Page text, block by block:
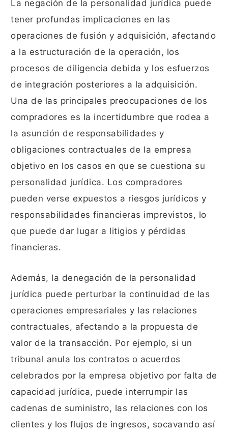
La negación de la personalidad jurídica puede
tener profundas implicaciones en las
operaciones de fusión y adquisición, afectando
a la estructuración de la operación, los
procesos de diligencia debida y los esfuerzos
de integración posteriores a la adquisición.
Una de las principales preocupaciones de los
compradores es la incertidumbre que rodea a
la asunción de responsabilidades y
obligaciones contractuales de la empresa
objetivo en los casos en que se cuestiona su
personalidad jurídica. Los compradores
pueden verse expuestos a riesgos jurídicos y
responsabilidades financieras imprevistos, lo
que puede dar lugar a litigios y pérdidas
financieras.
Además, la denegación de la personalidad
jurídica puede perturbar la continuidad de las
operaciones empresariales y las relaciones
contractuales, afectando a la propuesta de
valor de la transacción. Por ejemplo, si un
tribunal anula los contratos o acuerdos
celebrados por la empresa objetivo por falta de
capacidad jurídica, puede interrumpir las
cadenas de suministro, las relaciones con los
clientes y los flujos de ingresos, socavando así